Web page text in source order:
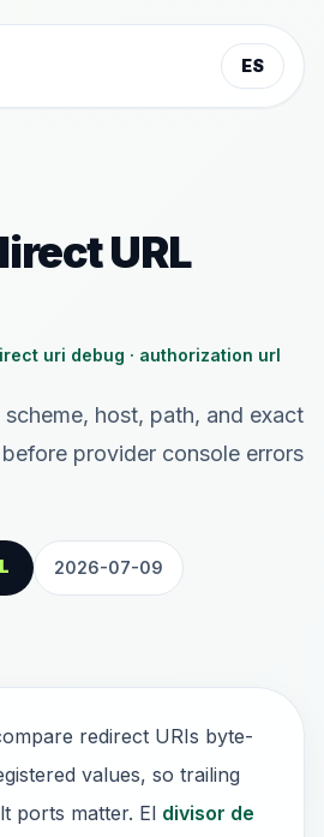
ES
URL
uri debug · authorization url
host, path, and exact
provider console errors
2026-07-09
redirect URIs byte-
values, so trailing
ports matter. El divisor de